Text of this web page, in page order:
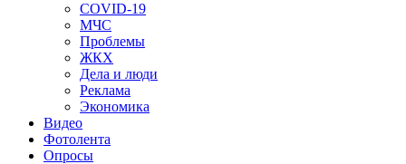
COVID-19
МЧС
Проблемы
ЖКХ
Дела и люди
Реклама
Экономика
Видео
Фотолента
Опросы